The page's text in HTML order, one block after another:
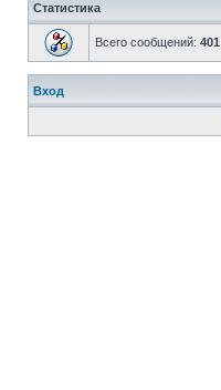
Статистика
Всего сообщений: 401
Вход